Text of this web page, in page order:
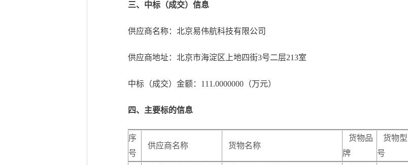
三、中标（成交）信息
供应商名称：北京易伟航科技有限公司
供应商地址：北京市海淀区上地四街3号二层213室
中标（成交）金额：111.0000000（万元）
四、主要标的信息
序
号
供应商名称 货物名称
货物品
牌
货物型
号